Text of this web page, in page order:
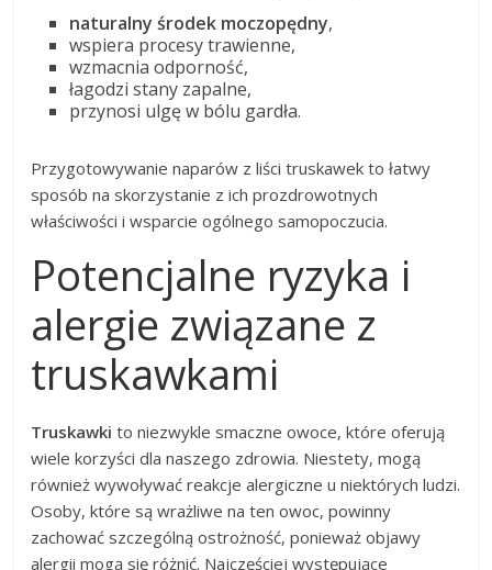
naturalny środek moczopędny,
wspiera procesy trawienne,
wzmacnia odporność,
łagodzi stany zapalne,
przynosi ulgę w bólu gardła.
Przygotowywanie naparów z liści truskawek to łatwy
sposób na skorzystanie z ich prozdrowotnych
właściwości i wsparcie ogólnego samopoczucia.
Potencjalne ryzyka i
alergie związane z
truskawkami
Truskawki to niezwykle smaczne owoce, które oferują
wiele korzyści dla naszego zdrowia. Niestety, mogą
również wywoływać reakcje alergiczne u niektórych ludzi.
Osoby, które są wrażliwe na ten owoc, powinny
zachować szczególną ostrożność, ponieważ objawy
alergii mogą się różnić. Najczęściej występujące